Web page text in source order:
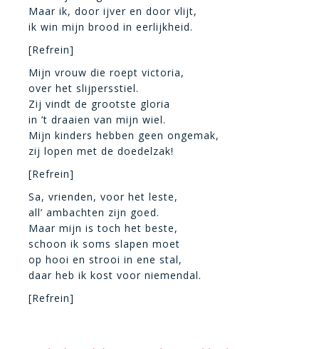
Maar ik, door ijver en door vlijt,
ik win mijn brood in eerlijkheid.
[Refrein]
Mijn vrouw die roept victoria,
over het slijpersstiel.
Zij vindt de grootste gloria
in ’t draaien van mijn wiel.
Mijn kinders hebben geen ongemak,
zij lopen met de doedelzak!
[Refrein]
Sa, vrienden, voor het leste,
all’ ambachten zijn goed.
Maar mijn is toch het beste,
schoon ik soms slapen moet
op hooi en strooi in ene stal,
daar heb ik kost voor niemendal.
[Refrein]